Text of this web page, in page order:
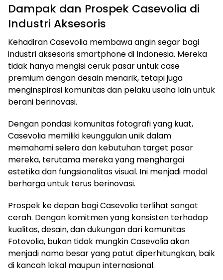
Dampak dan Prospek Casevolia di
Industri Aksesoris
Kehadiran Casevolia membawa angin segar bagi
industri aksesoris smartphone di Indonesia. Mereka
tidak hanya mengisi ceruk pasar untuk case
premium dengan desain menarik, tetapi juga
menginspirasi komunitas dan pelaku usaha lain untuk
berani berinovasi.
Dengan pondasi komunitas fotografi yang kuat,
Casevolia memiliki keunggulan unik dalam
memahami selera dan kebutuhan target pasar
mereka, terutama mereka yang menghargai
estetika dan fungsionalitas visual. Ini menjadi modal
berharga untuk terus berinovasi.
Prospek ke depan bagi Casevolia terlihat sangat
cerah. Dengan komitmen yang konsisten terhadap
kualitas, desain, dan dukungan dari komunitas
Fotovolia, bukan tidak mungkin Casevolia akan
menjadi nama besar yang patut diperhitungkan, baik
di kancah lokal maupun internasional.